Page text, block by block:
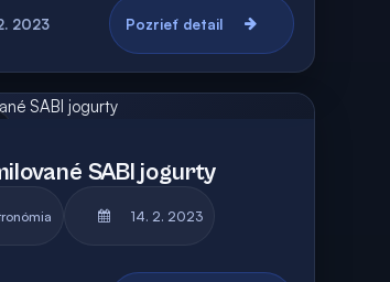
2023 Pozrieť detail
SABI jogurty
14. 2. 2023